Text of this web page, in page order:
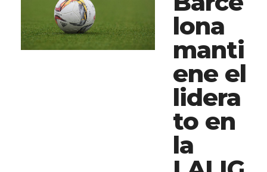
lona
manti
ene el
lidera
to en
la